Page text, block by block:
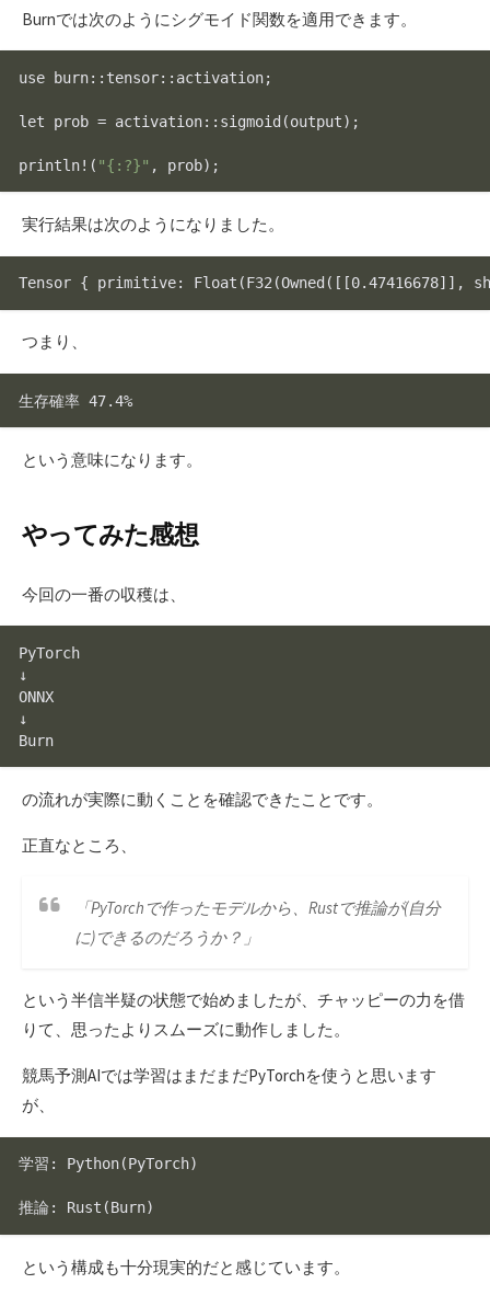
Burnでは次のようにシグモイド関数を適用できます。
use burn::tensor::activation;
let prob = activation::sigmoid(output);
println!( "{:?}"
実行結果は次のようになりました。
Tensor { primitive: Float (F32 (Owned ( [[0.47416678] ],
つまり、
という意味になります。
やってみた感想
今回の一番の収穫は、
PyTorch
↓
ONNX
↓
の流れが実際に動くことを確認できたことです。
正直なところ、
「PyTorchで作ったモデルから、Rustで推論が(自分
に)できるのだろうか？」
という半信半疑の状態で始めましたが、チャッピーの力を借
りて、思ったよりスムーズに動作しました。
競馬予測AIでは学習はまだまだPyTorchを使うと思います
が、
学習: Python(PyTorch)
推論: Rust
という構成も十分現実的だと感じています。